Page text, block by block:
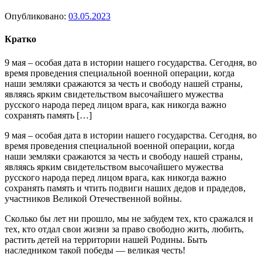
Опубликовано: 03.05.2023
Кратко
9 мая – особая дата в истории нашего государства. Сегодня, во
время проведения специальной военной операции, когда
наши земляки сражаются за честь и свободу нашей страны,
являясь ярким свидетельством высочайшего мужества
русского народа перед лицом врага, как никогда важно
сохранять память […]
9 мая – особая дата в истории нашего государства. Сегодня, во
время проведения специальной военной операции, когда
наши земляки сражаются за честь и свободу нашей страны,
являясь ярким свидетельством высочайшего мужества
русского народа перед лицом врага, как никогда важно
сохранять память и чтить подвиги наших дедов и прадедов,
участников Великой Отечественной войны.
Сколько бы лет ни прошло, мы не забудем тех, кто сражался и
тех, кто отдал свои жизни за право свободно жить, любить,
растить детей на территории нашей Родины. Быть
наследником такой победы — великая честь!